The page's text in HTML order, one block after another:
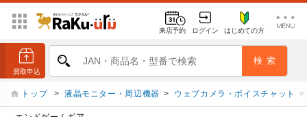
来店予約 ログイン はじめての方
トップ > 液晶モニター・周辺機器 > ウェブカメラ・ボイスチャット >